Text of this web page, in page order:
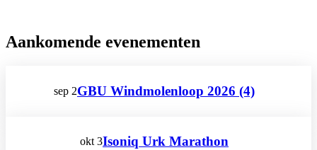
Aankomende evenementen
sep 2GBU Windmolenloop 2026 (4)
okt 3Isoniq Urk Marathon